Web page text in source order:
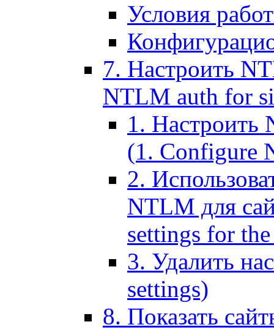
Условия
7. Настроить
NTLM auth for
1. Настроить
(1. Configure
2.
NTLM для
settings for
3. Удалить
settings)
8. Показать